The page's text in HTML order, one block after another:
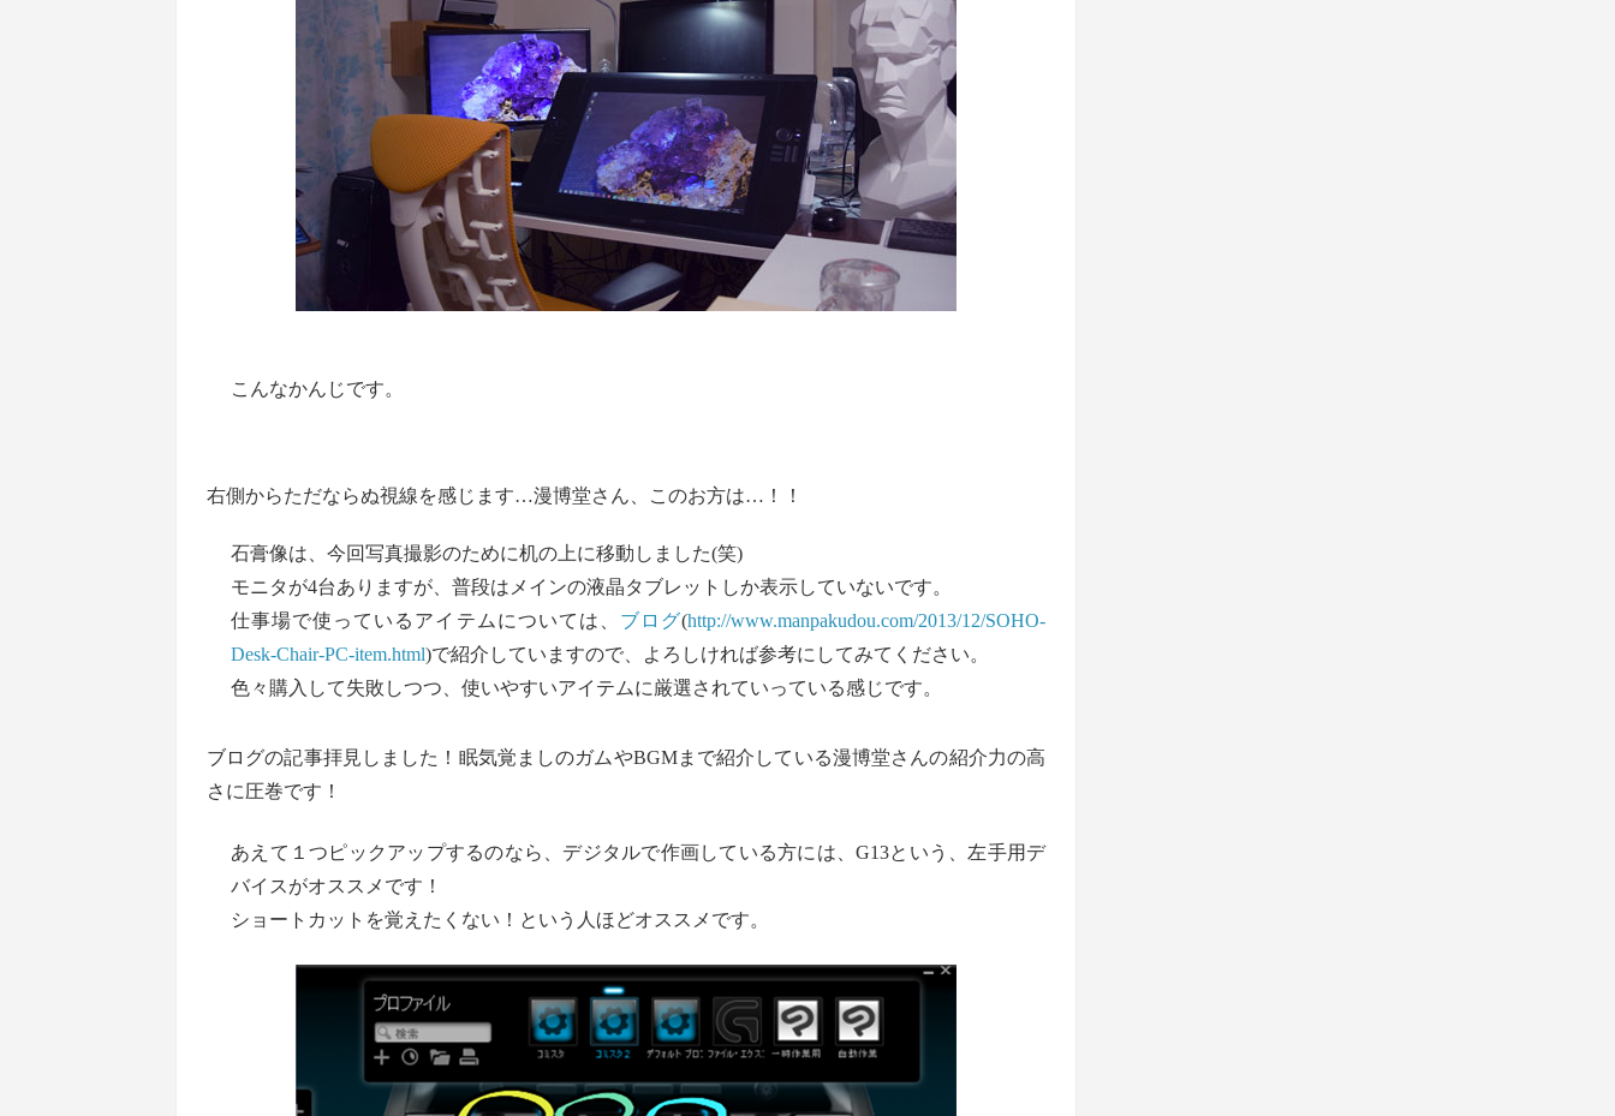
こんなかんじです。
右側からただならぬ視線を感じます…漫博堂さん、このお方は…！！
石膏像は、今回写真撮影のために机の上に移動しました(笑)
モニタが4台ありますが、普段はメインの液晶タブレットしか表示していないです。
仕事場で使っているアイテムについては、 ブログ(http://www.manpakudou.com/2013/12/SOHO-
Desk-Chair-PC-item.html)で紹介していますので、よろしければ参考にしてみてください。
色々購入して失敗しつつ、使いやすいアイテムに厳選されていっている感じです。
ブログの記事拝見しました！眠気覚ましのガムやBGMまで紹介している漫博堂さんの紹介力の高
さに圧巻です！
あえて１つピックアップするのなら、デジタルで作画している方には、G13という、左手用デ
バイスがオススメです！
ショートカットを覚えたくない！という人ほどオススメです。